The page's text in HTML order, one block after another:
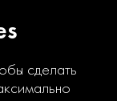
сделать